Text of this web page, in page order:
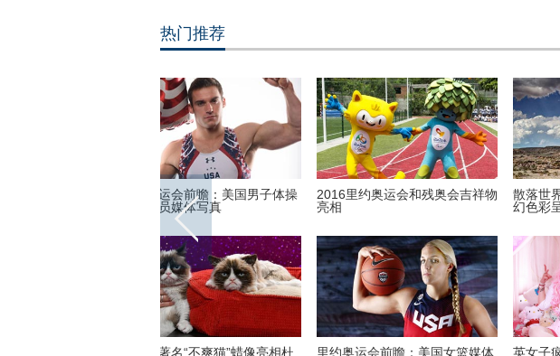
热门推荐
英国一核潜艇与商船相撞 核潜艇
被撞坏
我的头呢？动物“神走位”造视觉
湖北十堰现“绿松石王”重达215 乡村教师街头卖唱 赚钱为学生买